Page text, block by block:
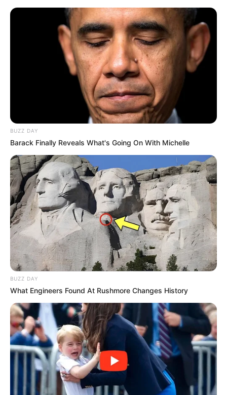
BUZZ DAY
Barack Finally Reveals What's Going On With Michelle
BUZZ DAY
What Engineers Found At Rushmore Changes History